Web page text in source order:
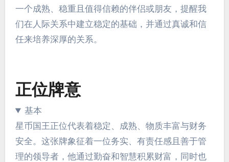
一个成熟、稳重且值得信赖的伴侣或朋友，提醒我
们在人际关系中建立稳定的基础，并通过真诚和信
任来培养深厚的关系。
正位牌意
基本
星币国王正位代表着稳定、成熟、物质丰富与财务
安全。这张牌象征着一位务实、有责任感且善于管
理的领导者，他通过勤奋和智慧积累财富，同时也